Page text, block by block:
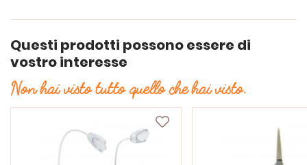
Questi prodotti possono essere di
vostro interesse
Non hai visto tutto quello che hai visto.